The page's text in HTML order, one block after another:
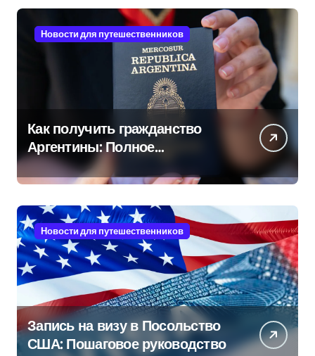
Новости для путешественников
Как получить гражданство
Аргентины: Полное
руководство
Новости для путешественников
Запись на визу в Посольство
США: Пошаговое руководство